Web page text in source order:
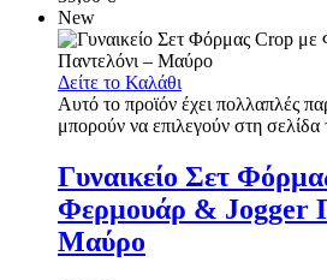
New
Δείτε το Καλάθι
Αυτό το προϊόν έχει πολλαπλές
μπορούν να επιλεγούν στη σελίδα
Γυναικείο Σετ
Φερμουάρ & Jogger
Μαύρο